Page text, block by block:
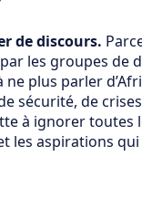
de discours.
les groupes de
plus parler
sécurité, de
à ignorer toutes
les aspirations